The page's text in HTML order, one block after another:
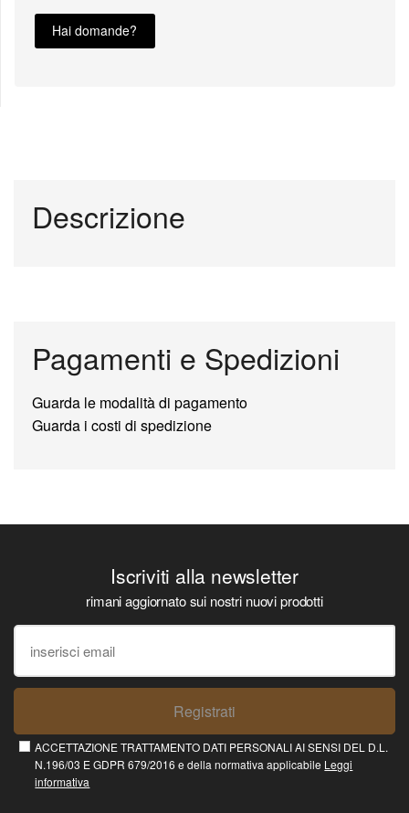
Hai domande?
Descrizione
Pagamenti e Spedizioni
Guarda le modalità di pagamento
Guarda i costi di spedizione
Iscriviti alla newsletter
rimani aggiornato sui nostri nuovi prodotti
Registrati
ACCETTAZIONE TRATTAMENTO DATI PERSONALI AI SENSI DEL D.L.
N.196/03 E GDPR 679/2016 e della normativa applicabile Leggi
informativa